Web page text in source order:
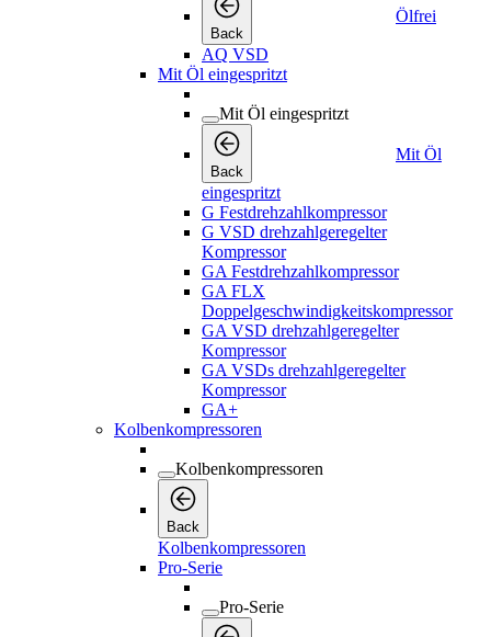
Back
Ölfrei
AQ VSD
Mit Öl eingespritzt
Mit Öl eingespritzt
Back
Mit Öl
eingespritzt
G Festdrehzahlkompressor
G VSD drehzahlgeregelter
Kompressor
GA Festdrehzahlkompressor
GA FLX
Doppelgeschwindigkeitskompressor
GA VSD drehzahlgeregelter
Kompressor
GA VSDs drehzahlgeregelter
Kompressor
GA+
Kolbenkompressoren
Kolbenkompressoren
Back
Kolbenkompressoren
Pro-Serie
Pro-Serie